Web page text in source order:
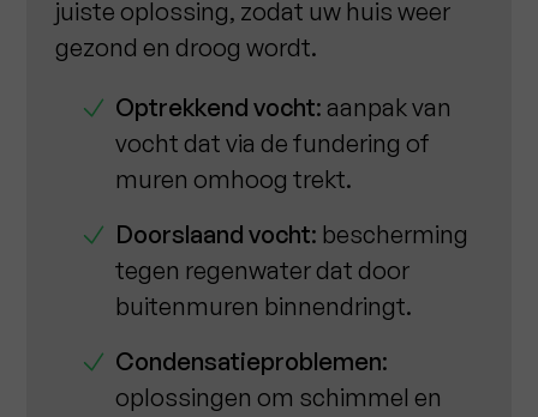
juiste oplossing, zodat uw huis weer
gezond en droog wordt.
Optrekkend vocht: aanpak van
vocht dat via de fundering of
muren omhoog trekt.
Doorslaand vocht: bescherming
tegen regenwater dat door
buitenmuren binnendringt.
Condensatieproblemen:
oplossingen om schimmel en